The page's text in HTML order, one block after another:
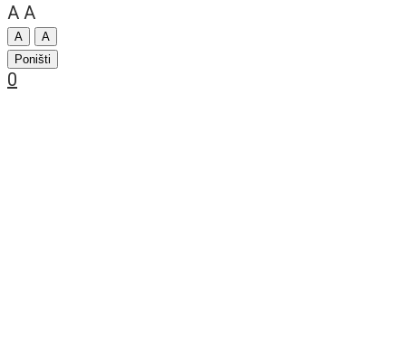
A A
A
A
Poništi
0